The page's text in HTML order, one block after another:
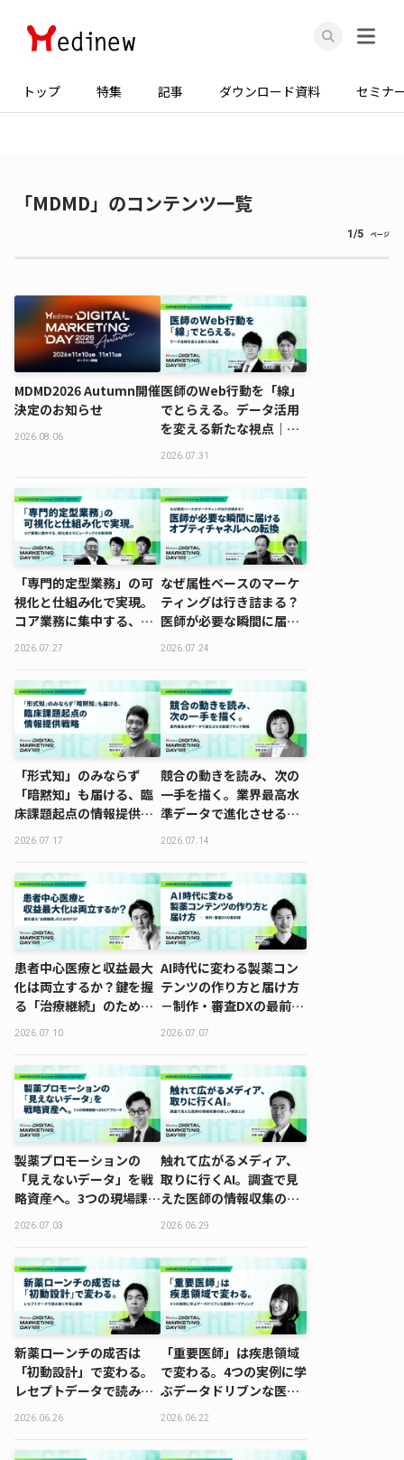
トップ 特集 記事 ダウンロード資料 セミナ
「MDMD」のコンテンツ一覧
1/5 ページ
MDMD2026 Autumn開催
決定のお知らせ
2026.08.06
医師のWeb行動を「線」
でとらえる。データ活用
を変える新たな視点｜
MDMD2026 Summerレ
2026.07.31
「専門的定型業務」の可
視化と仕組み化で実現。
コア業務に集中する、旭
化成セラピューティクス
Summerレポート
2026.07.27
なぜ属性ベースのマーケ
ティングは行き詰まる？
医師が必要な瞬間に届け
るオプティチャネルへの
Summerレポート
2026.07.24
「形式知」のみならず
「暗黙知」も届ける、臨
床課題起点の情報提供戦
略｜MDMD2026
2026.07.17
競合の動きを読み、次の
一手を描く。業界最高水
準データで進化させる製
薬ブランド戦略｜
ポート
2026.07.14
患者中心医療と収益最大
化は両立するか？鍵を握
る「治療継続」のための
PSP｜MDMD2026
2026.07.10
AI時代に変わる製薬コン
テンツの作り方と届け方
－制作・審査DXの最前線
｜MDMD2026 Summer
2026.07.07
製薬プロモーションの
「見えないデータ」を戦
略資産へ。3つの現場課題
へのDXアプローチ｜
ポート
2026.07.03
触れて広がるメディア、
取りに行くAI。調査で見
えた医師の情報収集の新
しい構造とは｜
ポート
2026.06.29
新薬ローンチの成否は
「初動設計」で変わる。
レセプトデータで読み解
く市場と顧客｜
ポート
2026.06.26
「重要医師」は疾患領域
で変わる。4つの実例に学
ぶデータドリブンな医師
ターゲティング｜
ポート
2026.06.22